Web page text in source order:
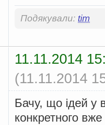
Подякували: tim
11.11.2014
(11.11.2014
Бачу, що ідей у
конкретного